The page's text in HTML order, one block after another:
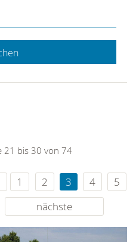
21 bis 30 von 74
1 2 3 4
5
nächste